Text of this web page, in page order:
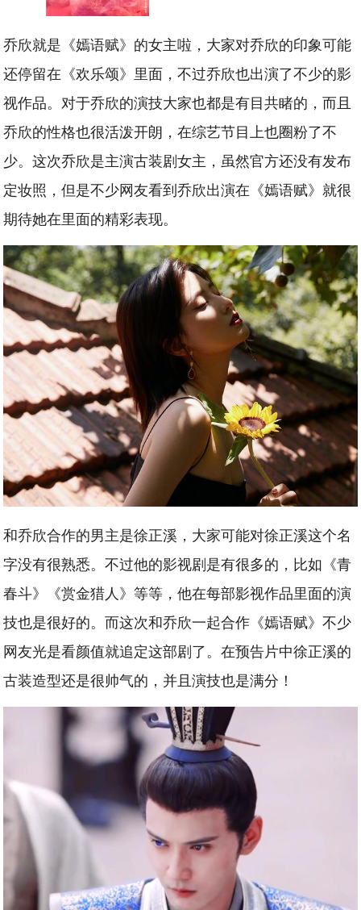
乔欣就是《嫣语赋》的女主啦，大家对乔欣的印象可能
还停留在《欢乐颂》里面，不过乔欣也出演了不少的影
视作品。对于乔欣的演技大家也都是有目共睹的，而且
乔欣的性格也很活泼开朗，在综艺节目上也圈粉了不
少。这次乔欣是主演古装剧女主，虽然官方还没有发布
定妆照，但是不少网友看到乔欣出演在《嫣语赋》就很
期待她在里面的精彩表现。
和乔欣合作的男主是徐正溪，大家可能对徐正溪这个名
字没有很熟悉。不过他的影视剧是有很多的，比如《青
春斗》《赏金猎人》等等，他在每部影视作品里面的演
技也是很好的。而这次和乔欣一起合作《嫣语赋》不少
网友光是看颜值就追定这部剧了。在预告片中徐正溪的
古装造型还是很帅气的，并且演技也是满分！